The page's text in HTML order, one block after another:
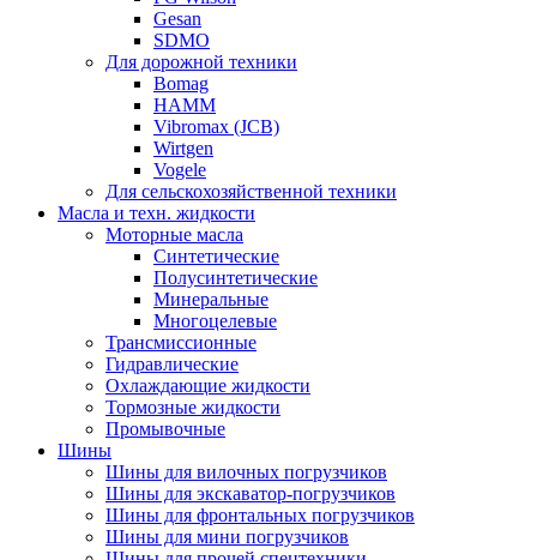
Gesan
SDMO
Для дорожной техники
Bomag
HAMM
Vibromax (JCB)
Wirtgen
Vogele
Для сельскохозяйственной техники
Масла и техн. жидкости
Моторные масла
Синтетические
Полусинтетические
Минеральные
Многоцелевые
Трансмиссионные
Гидравлические
Охлаждающие жидкости
Тормозные жидкости
Промывочные
Шины
Шины для вилочных погрузчиков
Шины для экскаватор-погрузчиков
Шины для фронтальных погрузчиков
Шины для мини погрузчиков